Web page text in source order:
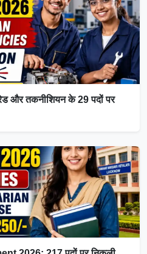
और तकनीशियन के 29 पदों पर